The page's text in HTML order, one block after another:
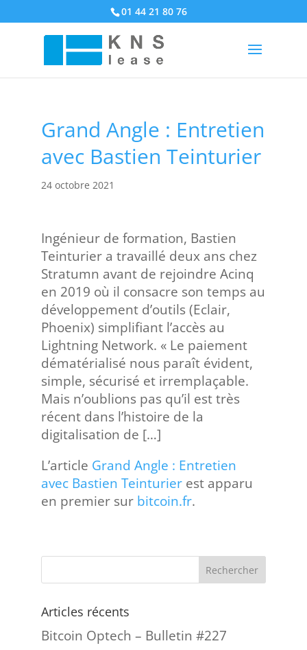
01 44 21 80 76
Grand Angle : Entretien
avec Bastien Teinturier
24 octobre 2021
Ingénieur de formation, Bastien
Teinturier a travaillé deux ans chez
Stratumn avant de rejoindre Acinq
en 2019 où il consacre son temps au
développement d’outils (Eclair,
Phoenix) simplifiant l’accès au
Lightning Network. « Le paiement
dématérialisé nous paraît évident,
simple, sécurisé et irremplaçable.
Mais n’oublions pas qu’il est très
récent dans l’histoire de la
digitalisation de […]
L’article Grand Angle : Entretien
avec Bastien Teinturierest apparu
en premier sur bitcoin.fr.
Articles récents
Bitcoin Optech – Bulletin #227